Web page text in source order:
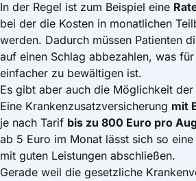
In der Regel ist zum Beispiel eine
bei der die Kosten in monatlichen
werden. Dadurch müssen Patienten
auf einen Schlag abbezahlen, was
einfacher zu bewältigen ist.
Es gibt aber auch die Möglichkeit der
Eine Krankenzusatzversicherung mit
je nach Tarif bis zu 800 Euro pro
ab 5 Euro im Monat lässt sich so
mit guten Leistungen abschließen.
Gerade weil die gesetzliche